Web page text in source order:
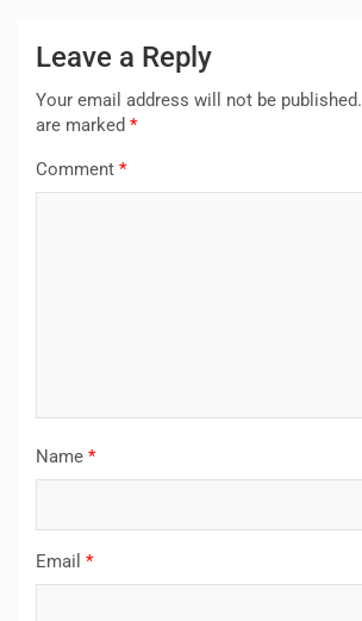
Leave a Reply
Your email address will not be published.
are marked *
Comment *
Name *
Email *